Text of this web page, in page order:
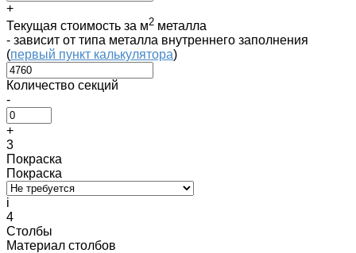
+
Текущая стоимость за м2 металла
- зависит от типа металла внутреннего заполнения
(первый пункт калькулятора)
Количество секций
-
+
3
Покраска
Покраска
i
4
Столбы
Материал столбов